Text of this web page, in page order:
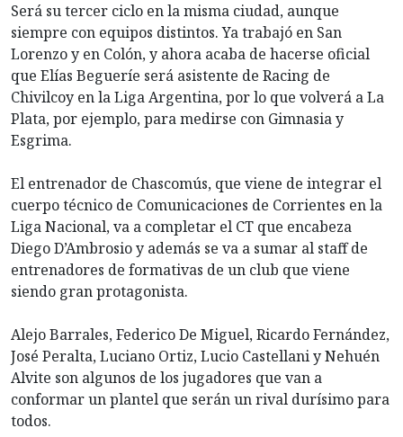
Será su tercer ciclo en la misma ciudad, aunque
siempre con equipos distintos. Ya trabajó en San
Lorenzo y en Colón, y ahora acaba de hacerse oficial
que Elías Begueríe será asistente de Racing de
Chivilcoy en la Liga Argentina, por lo que volverá a La
Plata, por ejemplo, para medirse con Gimnasia y
Esgrima.
El entrenador de Chascomús, que viene de integrar el
cuerpo técnico de Comunicaciones de Corrientes en la
Liga Nacional, va a completar el CT que encabeza
Diego D’Ambrosio y además se va a sumar al staff de
entrenadores de formativas de un club que viene
siendo gran protagonista.
Alejo Barrales, Federico De Miguel, Ricardo Fernández,
José Peralta, Luciano Ortiz, Lucio Castellani y Nehuén
Alvite son algunos de los jugadores que van a
conformar un plantel que serán un rival durísimo para
todos.